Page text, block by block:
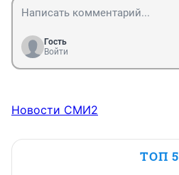
Гость
Войти
Новости СМИ2
ТОП 5